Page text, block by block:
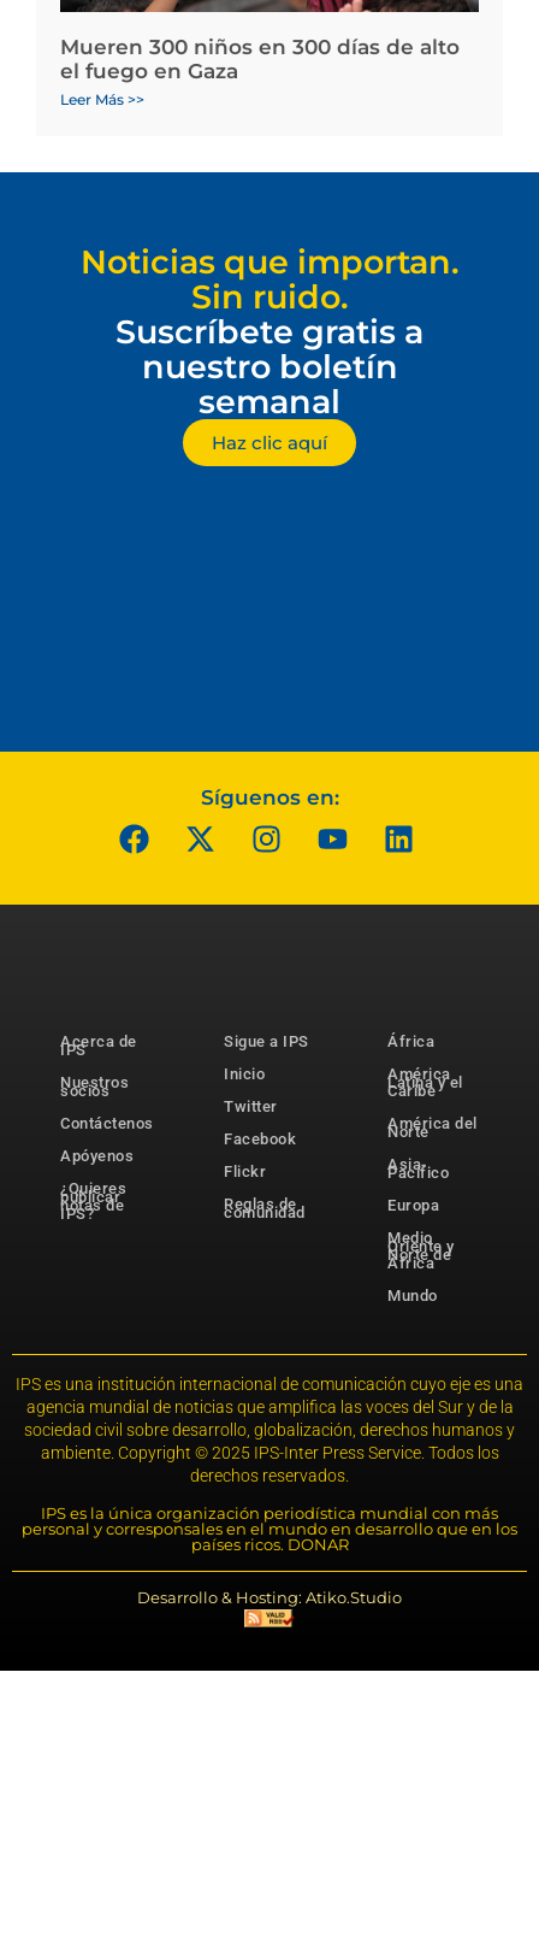
Mueren 300 niños en 300 días de alto
el fuego en Gaza
Leer Más >>
Noticias que importan.
Sin ruido.
Suscríbete gratis a
nuestro boletín
semanal
Haz clic aquí
Síguenos en:
Acerca de
IPS
Nuestros
socios
Contáctenos
Apóyenos
¿Quieres
publicar
notas de
IPS?
Sigue a IPS
Inicio
Twitter
Facebook
Flickr
Reglas de
comunidad
África
América
Latina y el
Caribe
América del
Norte
Asia-
Pacífico
Europa
Medio
Oriente y
Norte de
África
Mundo
IPS es una institución internacional de comunicación cuyo eje es una
agencia mundial de noticias que amplifica las voces del Sur y de la
sociedad civil sobre desarrollo, globalización, derechos humanos y
ambiente. Copyright © 2025 IPS-Inter Press Service. Todos los
derechos reservados.
IPS es la única organización periodística mundial con más
personal y corresponsales en el mundo en desarrollo que en los
países ricos. DONAR
Desarrollo & Hosting: Atiko.Studio